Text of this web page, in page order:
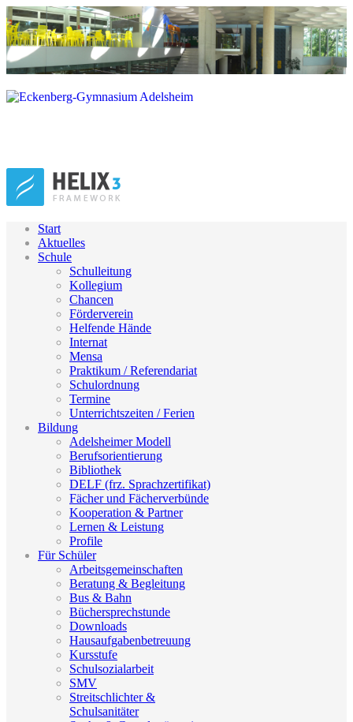
Start
Aktuelles
Schule
Schulleitung
Kollegium
Chancen
Förderverein
Helfende Hände
Internat
Mensa
Praktikum / Referendariat
Schulordnung
Termine
Unterrichtszeiten / Ferien
Bildung
Adelsheimer Modell
Berufsorientierung
Bibliothek
DELF (frz. Sprachzertifikat)
Fächer und Fächerverbünde
Kooperation & Partner
Lernen & Leistung
Profile
Für Schüler
Arbeitsgemeinschaften
Beratung & Begleitung
Bus & Bahn
Büchersprechstunde
Downloads
Hausaufgabenbetreuung
Kursstufe
Schulsozialarbeit
SMV
Streitschlichter &
Schulsanitäter